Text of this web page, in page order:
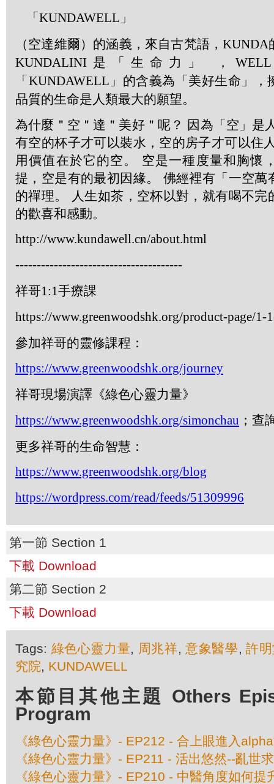
「 KUNDAWELL」
（空達維爾）的涵義，來自古梵語，KUNDA
KUNDALINI 是「生命力」 ， WELL
「 KUNDAWELL 」的含義為「美好生命」
品質的生命是人類最大的願望。
為什麼＂空＂達＂美好＂呢？ 因為「空」是
有空的杯子才可以裝水，空的房子才可以住
用價值在於它的空。 空是一種度量和胸懷
提，空是有的最初因緣。 佛經裡有「一空萬
的禪理。 人生如茶，空杯以對，就有喝不完
的歡喜和感動。
http://www.kundawell.cn/about.html
---------------------------------------
祥哥1:1手療課
https://www.greenwoodshk.org/product-page/1-
參加祥哥的靈修課程：
https://www.greenwoodshk.org/journey
祥哥現場演譯《綠色心靈力量》
https://www.greenwoodshk.org/simonchau ；查
更多祥哥的生命智慧：
https://www.greenwoodshk.org/blog
https://wordpress.com/read/feeds/51309996
第一節 Section 1
下載 Download
第二節 Section 2
下載 Download
Tags: 綠色心靈力量, 周兆祥,意象醫學,許
究院, KUNDAWELL
本節目其他主題 Others
Program
《綠色心靈力量》- EP212 - 合上眼進入
《綠色心靈力量》- EP211 - 活出悠然--亂世
《綠色心靈力量》- EP210 - 中醫角度如何提